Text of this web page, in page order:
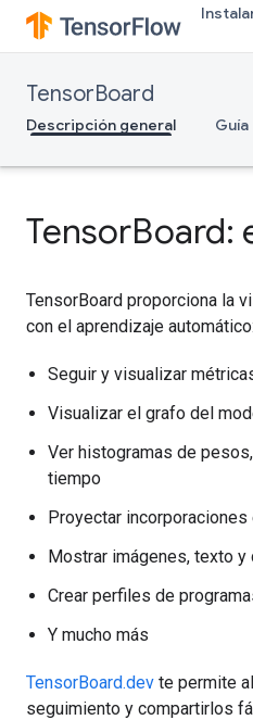
TensorBoard
Descripción general Guía
TensorBoard:
TensorBoard proporciona la
con el aprendizaje automático:
Seguir y visualizar
Visualizar el grafo del
Ver histogramas de
tiempo
Proyectar
Mostrar imágenes, texto y
Crear perfiles de
Y mucho más
TensorBoard.dev te permite
seguimiento y compartirlos